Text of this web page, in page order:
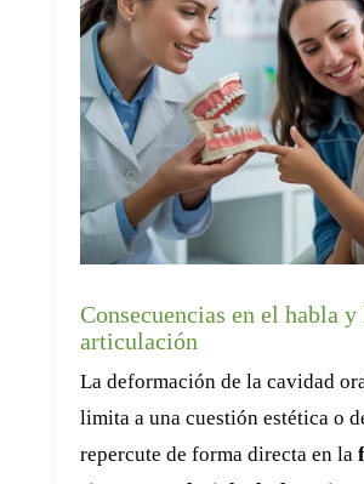
Consecuencias en el habla y
articulación
La deformación de la cavidad
limita a una cuestión estética o
repercute de forma directa en la